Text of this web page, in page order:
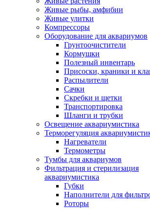
Живые рыбы, амфибии
Живые улитки
Компрессоры
Оборудование для аквариумов
Грунтоочистители
Кормушки
Полезный инвентарь
Присоски, краники и
Распылители
Сачки
Скребки и щетки
Транспортировка
Шланги и трубки
Освещение аквариумистика
Терморегуляция
Нагреватели
Термометры
Тумбы для аквариумов
Фильтрация и стерилизация
аквариумистика
Губки
Наполнители для
Роторы